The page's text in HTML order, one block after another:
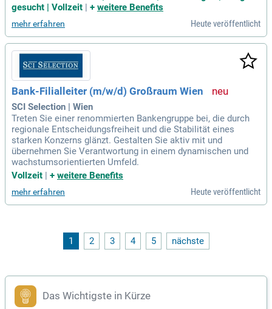
gesucht | Vollzeit | + weitere Benefits
mehr erfahren Heute veröffentlicht
Bank-Filialleiter (m/w/d) Großraum Wien
SCI Selection | Wien
Treten Sie einer renommierten Bankengruppe bei, die durch
regionale Entscheidungsfreiheit und die Stabilität eines
starken Konzerns glänzt. Gestalten Sie aktiv mit und
übernehmen Sie Verantwortung in einem dynamischen und
wachstumsorientierten Umfeld.
Vollzeit | + weitere Benefits
mehr erfahren Heute veröffentlicht
1 2 3 4 5 nächste
Das Wichtigste in Kürze